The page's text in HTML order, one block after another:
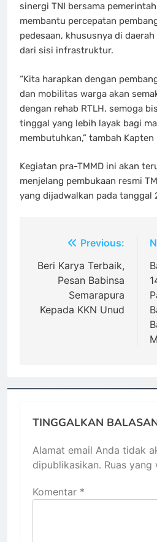
sinergi TNI bersama
membantu percepatan
pedesaan, khususnya di
dari sisi infrastruktur.
“Kita harapkan dengan
dan mobilitas warga akan
dengan rehab RTLH, semoga
tinggal yang lebih layak bagi
membutuhkan,” tambah Kapten
Kegiatan pra-TMMD ini akan
menjelang pembukaan resmi
yang dijadwalkan pada tanggal
Navigasi
pos
Previous:
Beri Karya Terbaik,
Pesan Babinsa
Semarapura
Kepada KKN Unud
TINGGALKAN
Alamat email Anda tidak
dipublikasikan. Ruas
Komentar *